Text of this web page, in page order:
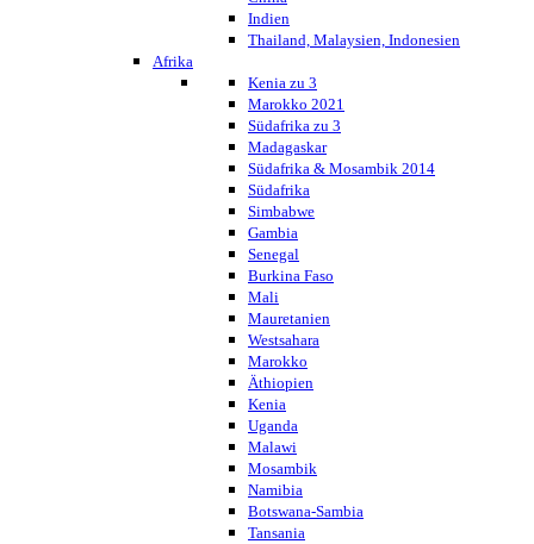
Indien
Thailand, Malaysien, Indonesien
Afrika
Kenia zu 3
Marokko 2021
Südafrika zu 3
Madagaskar
Südafrika & Mosambik 2014
Südafrika
Simbabwe
Gambia
Senegal
Burkina Faso
Mali
Mauretanien
Westsahara
Marokko
Äthiopien
Kenia
Uganda
Malawi
Mosambik
Namibia
Botswana-Sambia
Tansania